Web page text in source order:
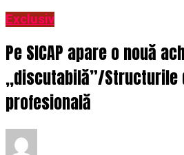
Exclusiv
Pe SICAP apare o nouă
,,discutabilă”/Structurile
profesională